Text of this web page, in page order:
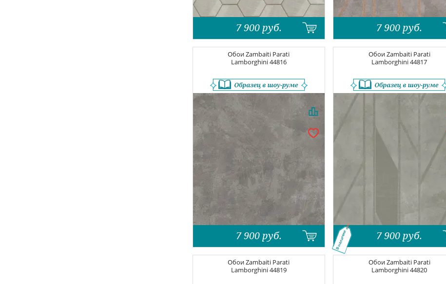
7 900 руб. 7 900 руб.
ОбоиZambaiti Parati
Lamborghini44816
7 900 руб.
ОбоиZambaiti Parati
Lamborghini44817
7 900 руб.
В наличии
ОбоиZambaiti Parati
Lamborghini44819
ОбоиZambaiti Parati
Lamborghini44820